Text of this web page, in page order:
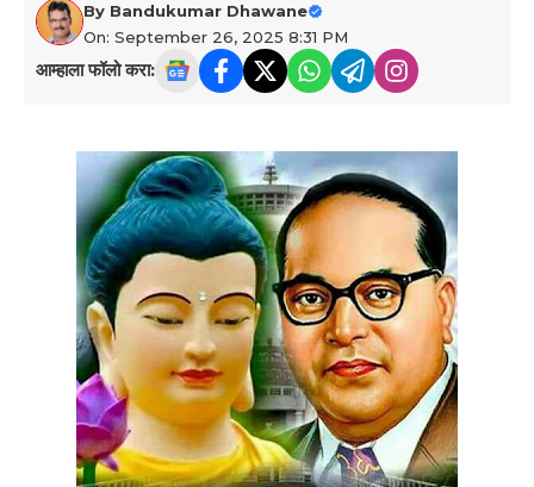
By Bandukumar Dhawane
On: September 26, 2025 8:31 PM
आम्हाला फॉलो करा: